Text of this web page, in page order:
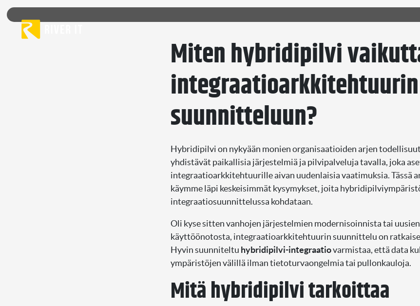
Skip to content
Miten hybridipilvi
integraatioarkkitehtuurin
suunnitteluun?
Hybridipilvi on nykyään monien organisaatioiden arjen
yhdistävät paikallisia järjestelmiä ja pilvipalveluja tavalla, joka
integraatioarkkitehtuurille aivan uudenlaisia vaatimuksia. Tässä
käymme läpi keskeisimmät kysymykset, joita
integraatiosuunnittelussa kohdataan.
Oli kyse sitten vanhojen järjestelmien modernisoinnista tai
käyttöönotosta, integraatioarkkitehtuurin suunnittelu on
Hyvin suunniteltu hybridipilvi-integraatiovarmistaa, että data
ympäristöjen välillä ilman tietoturvaongelmia tai pullonkauloja.
Mitä hybridipilvi tarkoittaa